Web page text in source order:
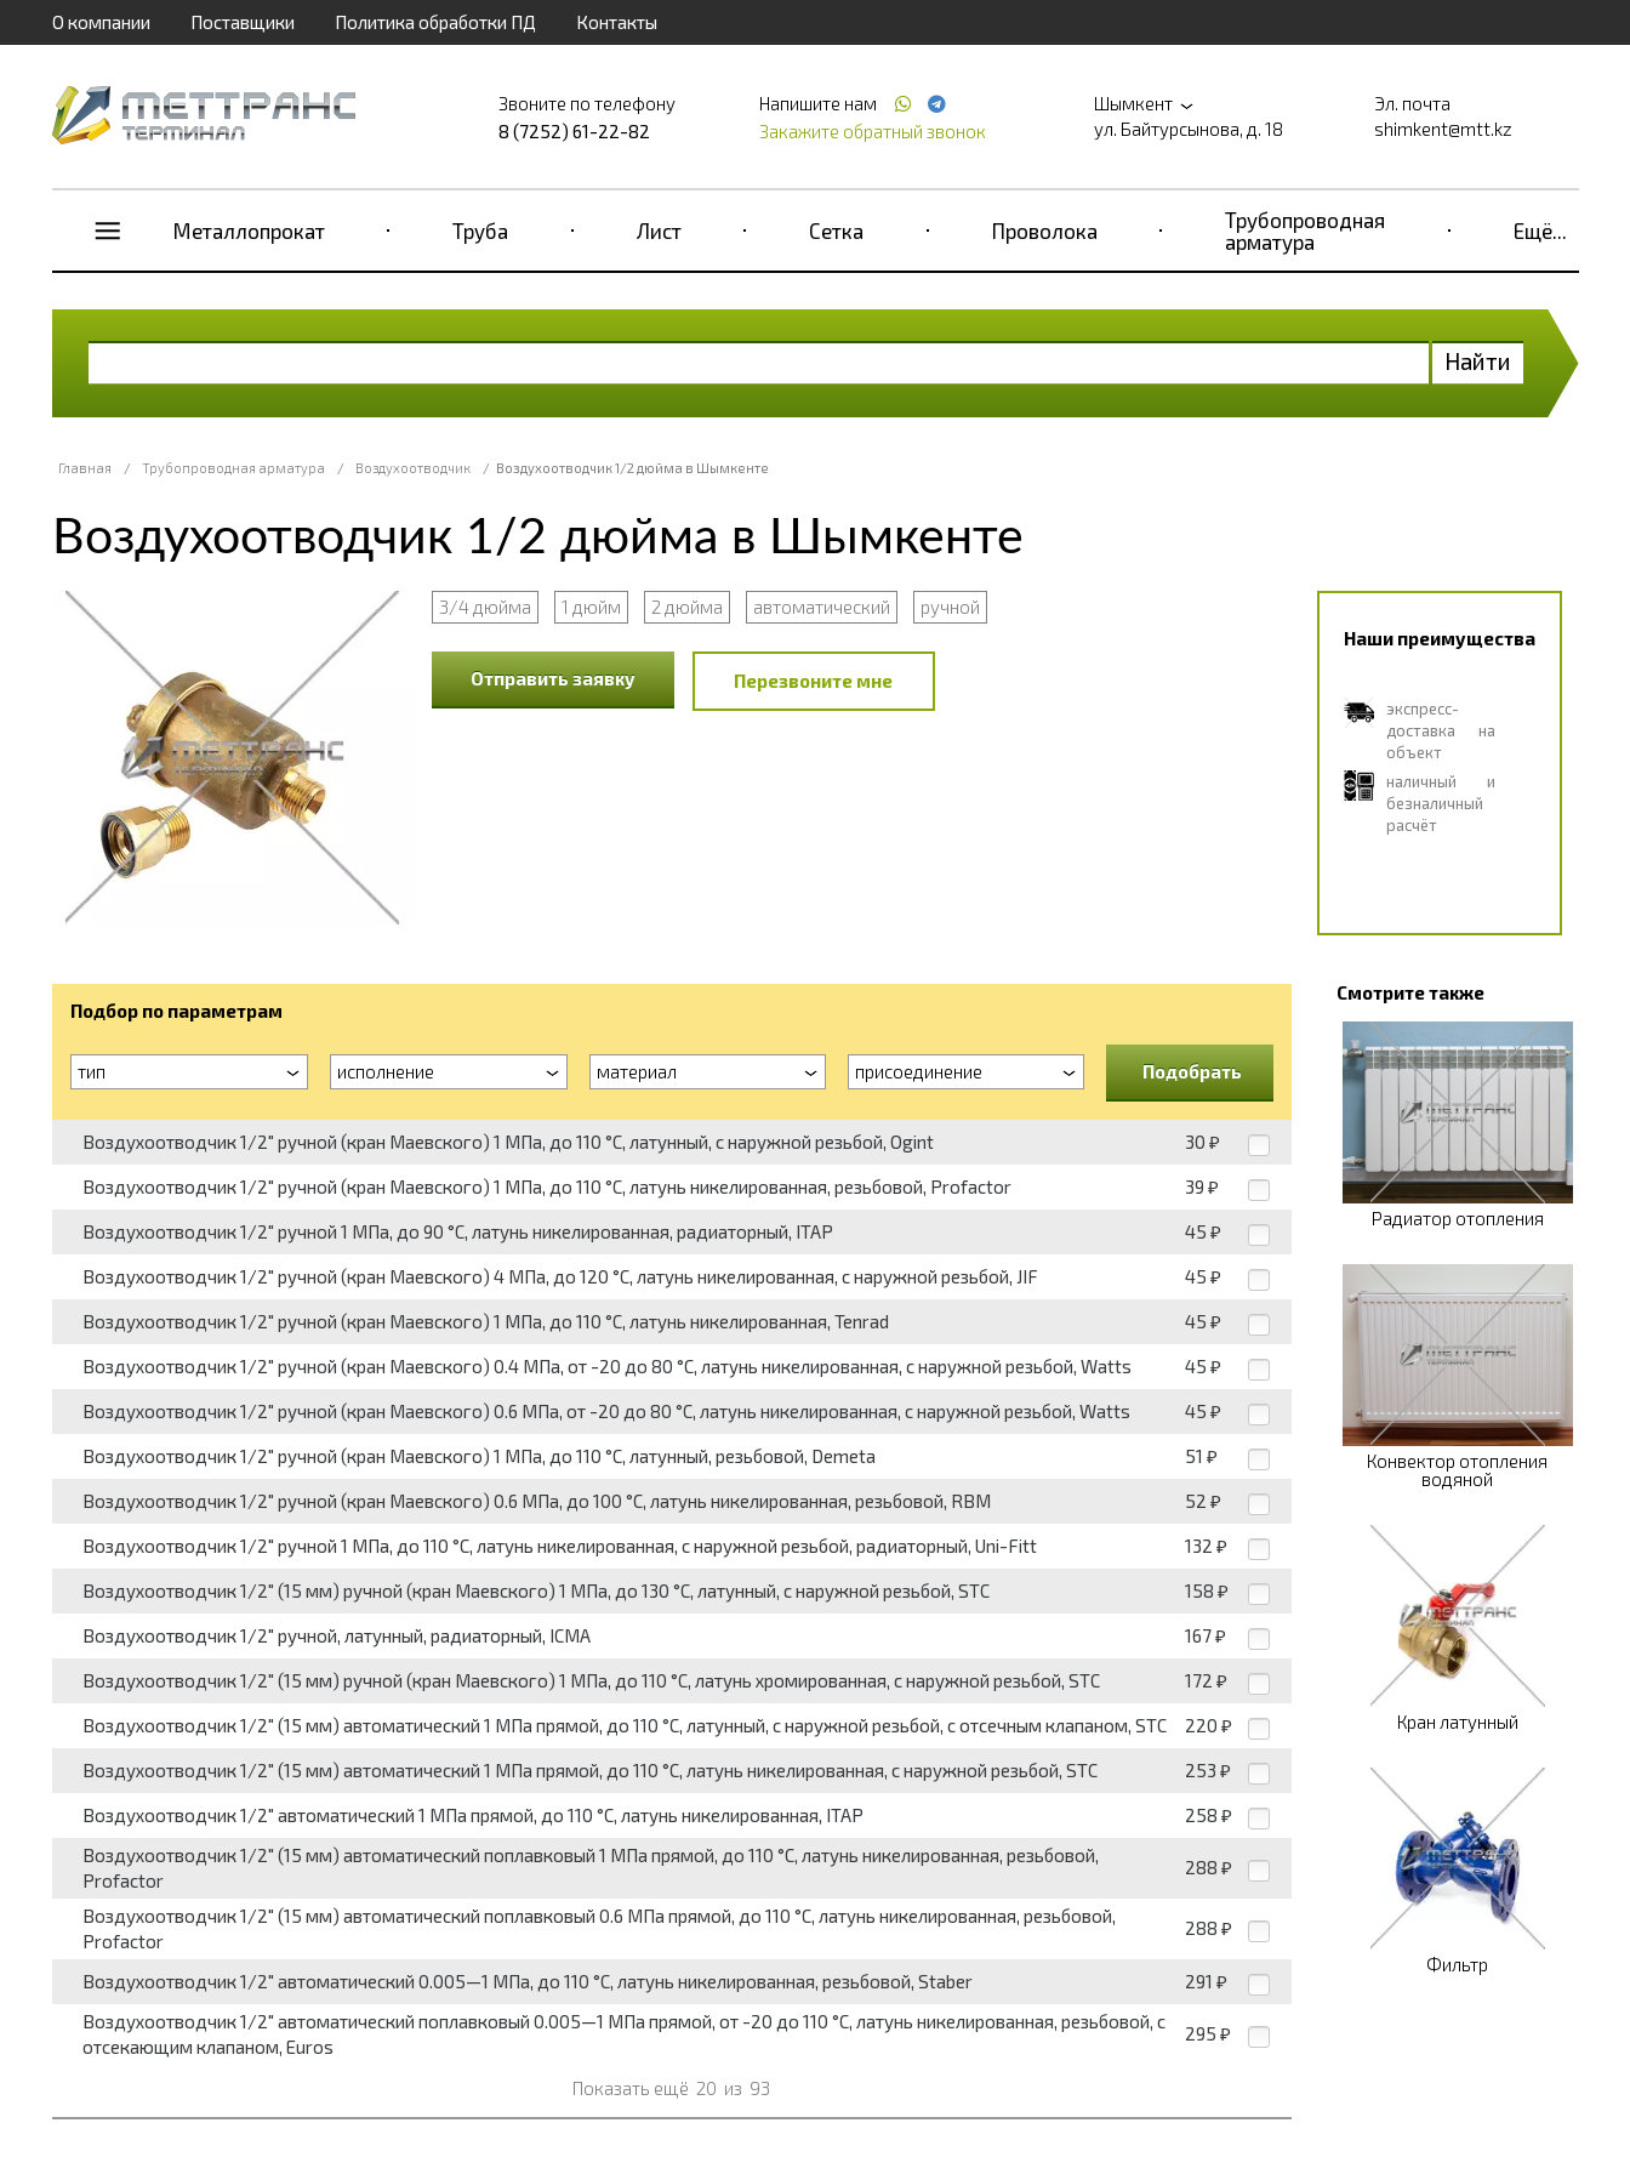
О компании Поставщики Политика обработки ПД Контакты
Звоните по телефону
8 (7252) 61-22-82
Напишите нам
Закажите обратный звонок
Шымкент
ул. Байтурсынова, д. 18
Эл. почта
shimkent@mtt.kz
Металлопрокат Труба Лист Сетка Проволока
Трубопроводная
арматура
Ещё...
Найти
Главная / Трубопроводная арматура / Воздухоотводчик / Воздухоотводчик 1/2 дюйма в Шымкенте
Воздухоотводчик 1/2 дюйма в Шымкенте
3/4 дюйма 1 дюйм 2 дюйма автоматический ручной
Отправить заявку Перезвоните мне
Наши преимущества
экспресс-
доставка на
объект
наличный и
безналичный
расчёт
Подбор по параметрам
тип исполнение материал присоединение Подобрать
Воздухоотводчик 1/2" ручной (кран Маевского) 1 МПа, до 110 °C, латунный, с наружной резьбой, Ogint 30 ₽
Воздухоотводчик 1/2" ручной (кран Маевского) 1 МПа, до 110 °C, латунь никелированная, резьбовой, Profactor 39 ₽
Воздухоотводчик 1/2" ручной 1 МПа, до 90 °C, латунь никелированная, радиаторный, ITAP 45 ₽
Воздухоотводчик 1/2" ручной (кран Маевского) 4 МПа, до 120 °C, латунь никелированная, с наружной резьбой, JIF 45 ₽
Воздухоотводчик 1/2" ручной (кран Маевского) 1 МПа, до 110 °C, латунь никелированная, Tenrad 45 ₽
Воздухоотводчик 1/2" ручной (кран Маевского) 0.4 МПа, от -20 до 80 °C, латунь никелированная, с наружной резьбой, Watts 45 ₽
Воздухоотводчик 1/2" ручной (кран Маевского) 0.6 МПа, от -20 до 80 °C, латунь никелированная, с наружной резьбой, Watts 45 ₽
Воздухоотводчик 1/2" ручной (кран Маевского) 1 МПа, до 110 °C, латунный, резьбовой, Demeta 51 ₽
Воздухоотводчик 1/2" ручной (кран Маевского) 0.6 МПа, до 100 °C, латунь никелированная, резьбовой, RBM 52 ₽
Воздухоотводчик 1/2" ручной 1 МПа, до 110 °C, латунь никелированная, с наружной резьбой, радиаторный, Uni-Fitt 132 ₽
Воздухоотводчик 1/2" (15 мм) ручной (кран Маевского) 1 МПа, до 130 °C, латунный, с наружной резьбой, STC 158 ₽
Воздухоотводчик 1/2" ручной, латунный, радиаторный, ICMA 167 ₽
Воздухоотводчик 1/2" (15 мм) ручной (кран Маевского) 1 МПа, до 110 °C, латунь хромированная, с наружной резьбой, STC 172 ₽
Воздухоотводчик 1/2" (15 мм) автоматический 1 МПа прямой, до 110 °C, латунный, с наружной резьбой, с отсечным клапаном, STC 220 ₽
Воздухоотводчик 1/2" (15 мм) автоматический 1 МПа прямой, до 110 °C, латунь никелированная, с наружной резьбой, STC 253 ₽
Воздухоотводчик 1/2" автоматический 1 МПа прямой, до 110 °C, латунь никелированная, ITAP 258 ₽
Воздухоотводчик 1/2" (15 мм) автоматический поплавковый 1 МПа прямой, до 110 °C, латунь никелированная, резьбовой,
Profactor
288 ₽
Воздухоотводчик 1/2" (15 мм) автоматический поплавковый 0.6 МПа прямой, до 110 °C, латунь никелированная, резьбовой,
Profactor
288 ₽
Воздухоотводчик 1/2" автоматический 0.005—1 МПа, до 110 °C, латунь никелированная, резьбовой, Staber 291 ₽
Воздухоотводчик 1/2" автоматический поплавковый 0.005—1 МПа прямой, от -20 до 110 °C, латунь никелированная, резьбовой, с
отсекающим клапаном, Euros
295 ₽
Показать ещё 20 из 93
Смотрите также
Радиатор отопления
Конвектор отопления
водяной
Кран латунный
Фильтр